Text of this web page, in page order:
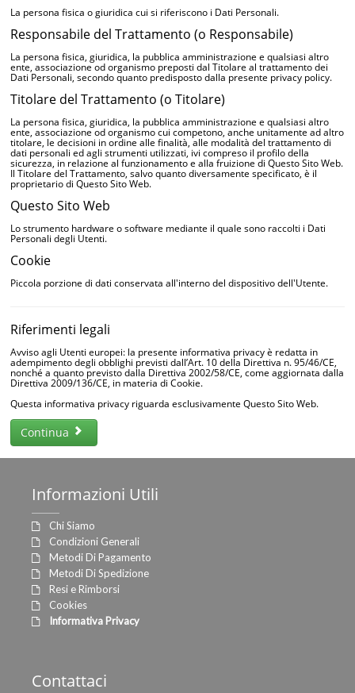
La persona fisica o giuridica cui si riferiscono i Dati Personali.
Responsabile del Trattamento (o Responsabile)
La persona fisica, giuridica, la pubblica amministrazione e qualsiasi altro
ente, associazione od organismo preposti dal Titolare al trattamento dei
Dati Personali, secondo quanto predisposto dalla presente privacy policy.
Titolare del Trattamento (o Titolare)
La persona fisica, giuridica, la pubblica amministrazione e qualsiasi altro
ente, associazione od organismo cui competono, anche unitamente ad altro
titolare, le decisioni in ordine alle finalità, alle modalità del trattamento di
dati personali ed agli strumenti utilizzati, ivi compreso il profilo della
sicurezza, in relazione al funzionamento e alla fruizione di Questo Sito Web.
Il Titolare del Trattamento, salvo quanto diversamente specificato, è il
proprietario di Questo Sito Web.
Questo Sito Web
Lo strumento hardware o software mediante il quale sono raccolti i Dati
Personali degli Utenti.
Cookie
Piccola porzione di dati conservata all'interno del dispositivo dell'Utente.
Riferimenti legali
Avviso agli Utenti europei: la presente informativa privacy è redatta in
adempimento degli obblighi previsti dall’Art. 10 della Direttiva n. 95/46/CE,
nonché a quanto previsto dalla Direttiva 2002/58/CE, come aggiornata dalla
Direttiva 2009/136/CE, in materia di Cookie.
Questa informativa privacy riguarda esclusivamente Questo Sito Web.
Continua
Informazioni Utili
Chi Siamo
Condizioni Generali
Metodi Di Pagamento
Metodi Di Spedizione
Resi e Rimborsi
Cookies
Informativa Privacy
Contattaci